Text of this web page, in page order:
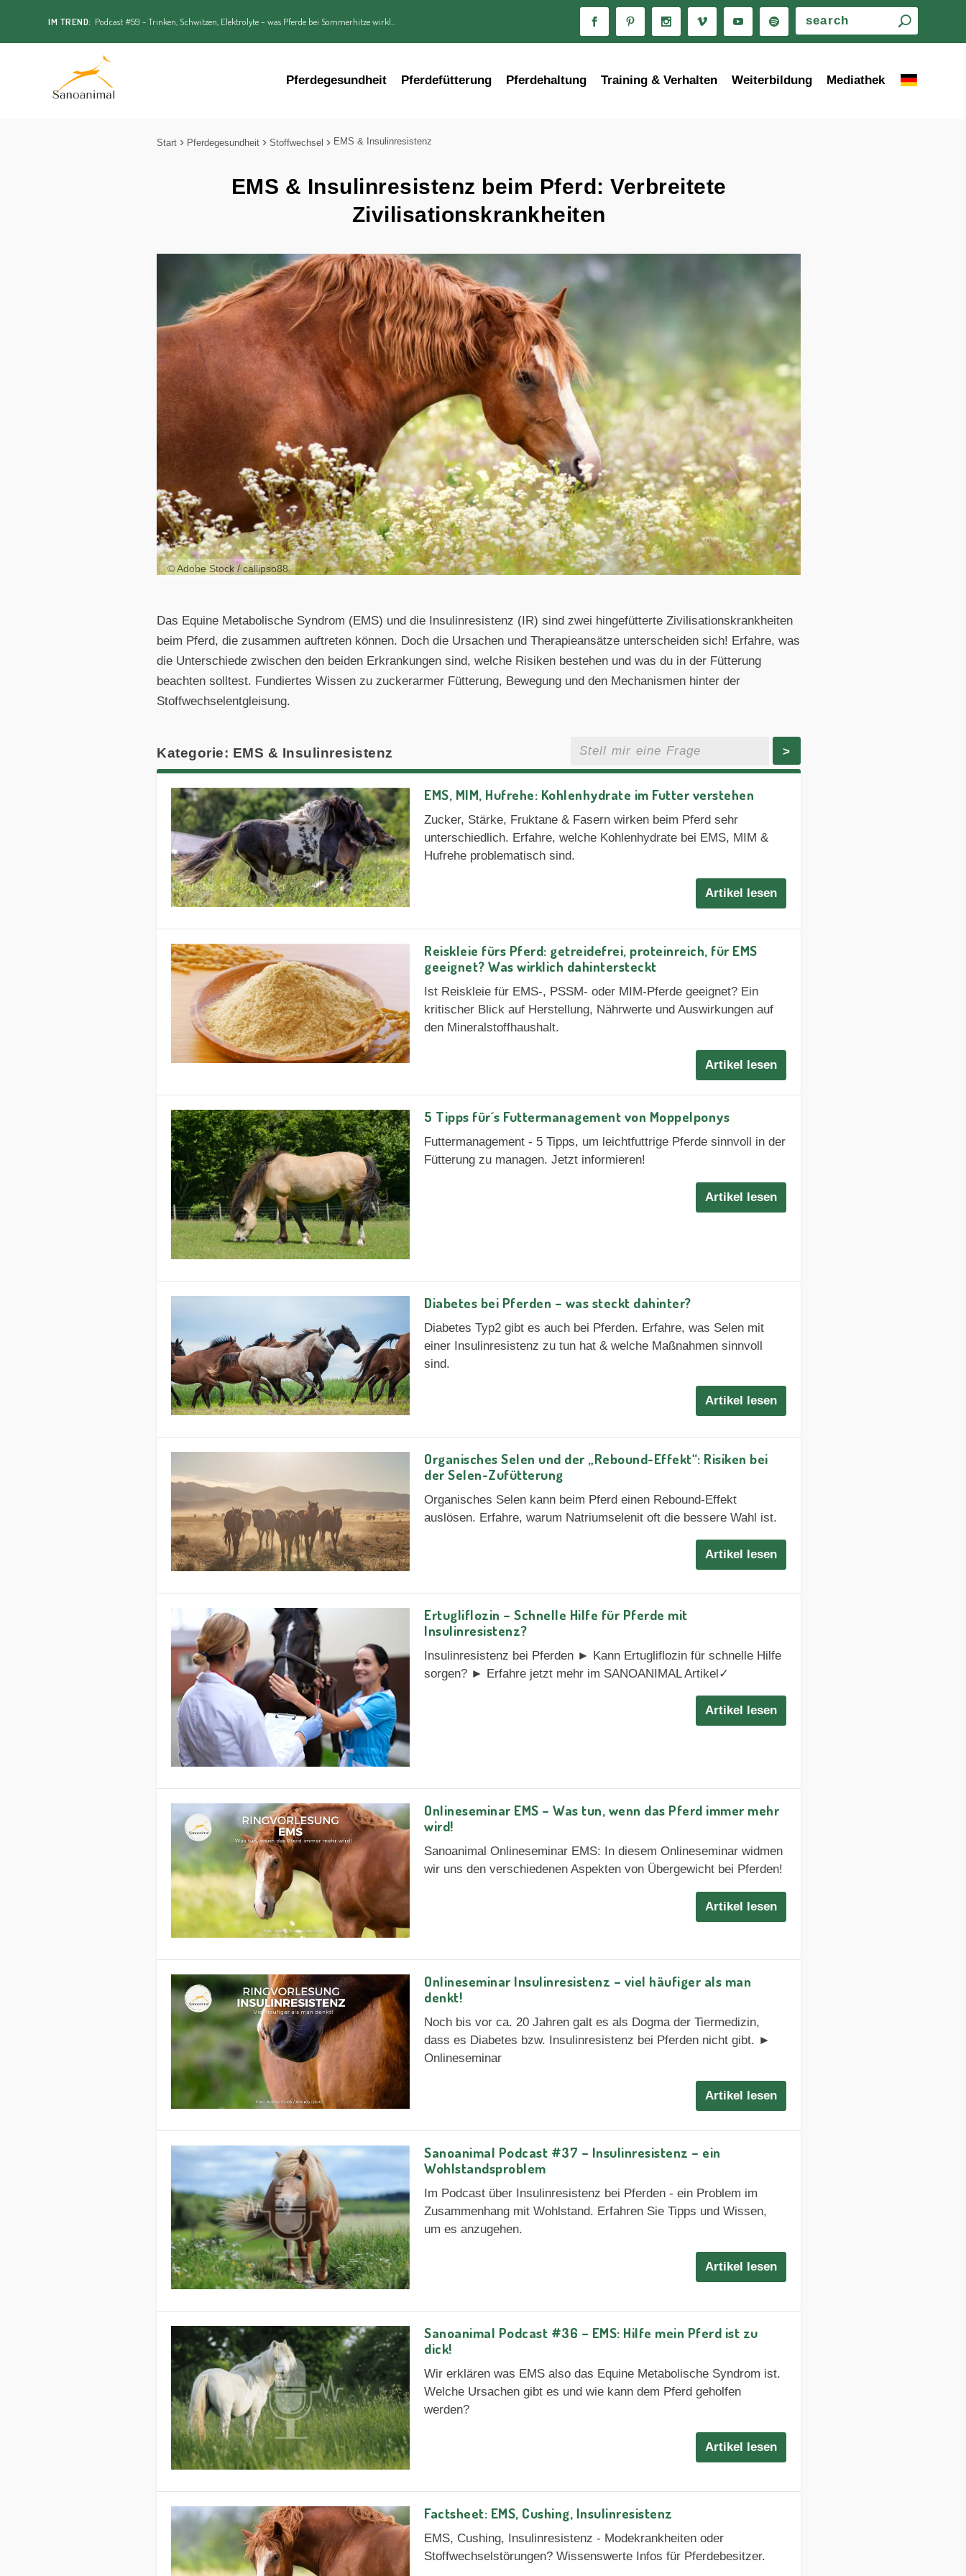
IM TREND: Podcast #59 - Trinken, Schwitzen, Elektrolyte – was Pferde bei Sommerhitze wirkl...
Pferdegesundheit Pferdefütterung Pferdehaltung Training & Verhalten Weiterbildung Mediathek
Start Pferdegesundheit Stoffwechsel EMS & Insulinresistenz
EMS & Insulinresistenz beim Pferd: Verbreitete
Zivilisationskrankheiten
© Adobe Stock / callipso88
Das Equine Metabolische Syndrom (EMS) und die Insulinresistenz (IR) sind zwei hingefütterte Zivilisationskrankheiten
beim Pferd, die zusammen auftreten können. Doch die Ursachen und Therapieansätze unterscheiden sich! Erfahre, was
die Unterschiede zwischen den beiden Erkrankungen sind, welche Risiken bestehen und was du in der Fütterung
beachten solltest. Fundiertes Wissen zu zuckerarmer Fütterung, Bewegung und den Mechanismen hinter der
Stoffwechselentgleisung.
Kategorie: EMS & Insulinresistenz >
EMS, MIM, Hufrehe: Kohlenhydrate im Futter verstehen
Zucker, Stärke, Fruktane & Fasern wirken beim Pferd sehr
unterschiedlich. Erfahre, welche Kohlenhydrate bei EMS, MIM &
Hufrehe problematisch sind.
Artikel lesen
Reiskleie fürs Pferd: getreidefrei, proteinreich, für EMS
geeignet? Was wirklich dahintersteckt
Ist Reiskleie für EMS-, PSSM- oder MIM-Pferde geeignet? Ein
kritischer Blick auf Herstellung, Nährwerte und Auswirkungen auf
den Mineralstoffhaushalt.
Artikel lesen
5 Tipps für´s Futtermanagement von Moppelponys
Futtermanagement - 5 Tipps, um leichtfuttrige Pferde sinnvoll in der
Fütterung zu managen. Jetzt informieren!
Artikel lesen
Diabetes bei Pferden – was steckt dahinter?
Diabetes Typ2 gibt es auch bei Pferden. Erfahre, was Selen mit
einer Insulinresistenz zu tun hat & welche Maßnahmen sinnvoll
sind.
Artikel lesen
Organisches Selen und der „Rebound-Effekt“: Risiken bei
der Selen-Zufütterung
Organisches Selen kann beim Pferd einen Rebound-Effekt
auslösen. Erfahre, warum Natriumselenit oft die bessere Wahl ist.
Artikel lesen
Ertugliflozin – Schnelle Hilfe für Pferde mit
Insulinresistenz?
Insulinresistenz bei Pferden ► Kann Ertugliflozin für schnelle Hilfe
sorgen? ► Erfahre jetzt mehr im SANOANIMAL Artikel✓
Artikel lesen
Onlineseminar EMS – Was tun, wenn das Pferd immer mehr
wird!
Sanoanimal Onlineseminar EMS: In diesem Onlineseminar widmen
wir uns den verschiedenen Aspekten von Übergewicht bei Pferden!
Artikel lesen
Onlineseminar Insulinresistenz – viel häufiger als man
denkt!
Noch bis vor ca. 20 Jahren galt es als Dogma der Tiermedizin,
dass es Diabetes bzw. Insulinresistenz bei Pferden nicht gibt. ►
Onlineseminar
Artikel lesen
Sanoanimal Podcast #37 – Insulinresistenz – ein
Wohlstandsproblem
Im Podcast über Insulinresistenz bei Pferden - ein Problem im
Zusammenhang mit Wohlstand. Erfahren Sie Tipps und Wissen,
um es anzugehen.
Artikel lesen
Sanoanimal Podcast #36 – EMS: Hilfe mein Pferd ist zu
dick!
Wir erklären was EMS also das Equine Metabolische Syndrom ist.
Welche Ursachen gibt es und wie kann dem Pferd geholfen
werden?
Artikel lesen
Factsheet: EMS, Cushing, Insulinresistenz
EMS, Cushing, Insulinresistenz - Modekrankheiten oder
Stoffwechselstörungen? Wissenswerte Infos für Pferdebesitzer.